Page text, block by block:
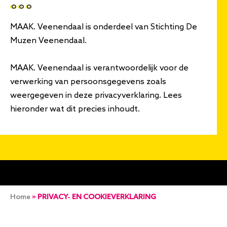
MAAK. Veenendaal is onderdeel van Stichting De
Muzen Veenendaal.
MAAK. Veenendaal is verantwoordelijk voor de
verwerking van persoonsgegevens zoals
weergegeven in deze privacyverklaring. Lees
hieronder wat dit precies inhoudt.
Kruimelpad
Home PRIVACY- EN COOKIEVERKLARING